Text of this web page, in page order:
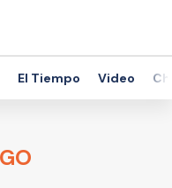
El Tiempo Video